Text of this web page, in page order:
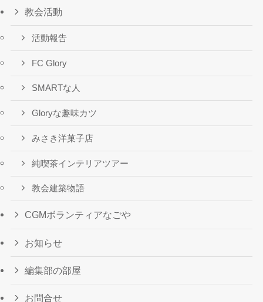
教会活動
活動報告
FC Glory
SMARTな人
Gloryな趣味カツ
みさき洋菓子店
純喫茶インテリアツアー
教会建築物語
CGMボランティアなごや
お知らせ
編集部の部屋
お問合せ